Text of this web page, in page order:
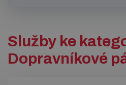
Služby ke
Dopravníkové